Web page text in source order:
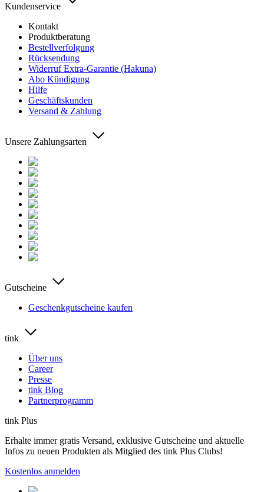
Kundenservice
Kontakt
Produktberatung
Bestellverfolgung
Rücksendung
Widerruf Extra-Garantie (Hakuna)
Abo Kündigung
Hilfe
Geschäftskunden
Versand & Zahlung
Unsere Zahlungsarten
Gutscheine
Geschenkgutscheine kaufen
tink
Über uns
Career
Presse
tink Blog
Partnerprogramm
tink Plus
Erhalte immer gratis Versand, exklusive Gutscheine und aktuelle
Infos zu neuen Produkten als Mitglied des tink Plus Clubs!
Kostenlos anmelden